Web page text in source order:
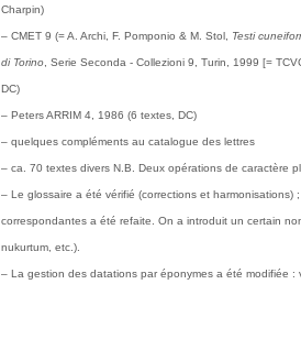
Charpin)
– CMET 9 (= A. Archi, F. Pomponio & M. Stol, Testi
di Torino , Serie Seconda - Collezioni 9, Turin, 1999 [=
DC)
– Peters ARRIM 4, 1986 (6 textes, DC)
– quelques compléments au catalogue des lettres
– ca. 70 textes divers N.B. Deux opérations de caractère
– Le glossaire a été vérifié (corrections et
correspondantes a été refaite. On a introduit un certain
nukurtum, etc.).
– La gestion des datations par éponymes a été modifiée :